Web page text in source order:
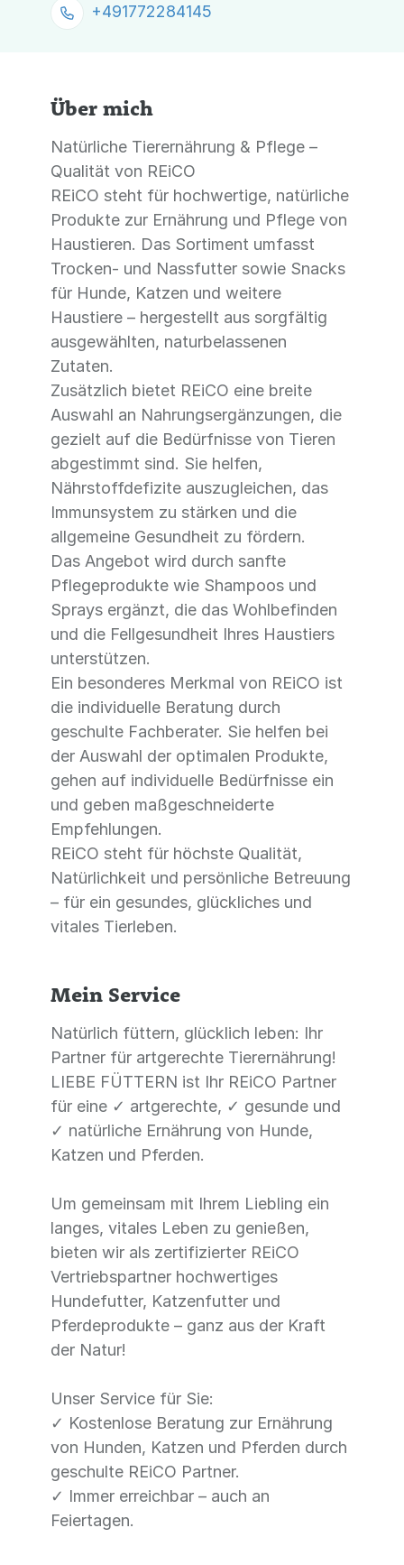
+491772284145
Über mich
Natürliche Tierernährung & Pflege –
Qualität von REiCO
REiCO steht für hochwertige, natürliche
Produkte zur Ernährung und Pflege von
Haustieren. Das Sortiment umfasst
Trocken- und Nassfutter sowie Snacks
für Hunde, Katzen und weitere
Haustiere – hergestellt aus sorgfältig
ausgewählten, naturbelassenen
Zutaten.
Zusätzlich bietet REiCO eine breite
Auswahl an Nahrungsergänzungen, die
gezielt auf die Bedürfnisse von Tieren
abgestimmt sind. Sie helfen,
Nährstoffdefizite auszugleichen, das
Immunsystem zu stärken und die
allgemeine Gesundheit zu fördern.
Das Angebot wird durch sanfte
Pflegeprodukte wie Shampoos und
Sprays ergänzt, die das Wohlbefinden
und die Fellgesundheit Ihres Haustiers
unterstützen.
Ein besonderes Merkmal von REiCO ist
die individuelle Beratung durch
geschulte Fachberater. Sie helfen bei
der Auswahl der optimalen Produkte,
gehen auf individuelle Bedürfnisse ein
und geben maßgeschneiderte
Empfehlungen.
REiCO steht für höchste Qualität,
Natürlichkeit und persönliche Betreuung
– für ein gesundes, glückliches und
vitales Tierleben.
Mein Service
Natürlich füttern, glücklich leben: Ihr
Partner für artgerechte Tierernährung!
LIEBE FÜTTERN ist Ihr REiCO Partner
für eine ✓ artgerechte, ✓ gesunde und
✓ natürliche Ernährung von Hunde,
Katzen und Pferden.
Um gemeinsam mit Ihrem Liebling ein
langes, vitales Leben zu genießen,
bieten wir als zertifizierter REiCO
Vertriebspartner hochwertiges
Hundefutter, Katzenfutter und
Pferdeprodukte – ganz aus der Kraft
der Natur!
Unser Service für Sie:
✓ Kostenlose Beratung zur Ernährung
von Hunden, Katzen und Pferden durch
geschulte REiCO Partner.
✓ Immer erreichbar – auch an
Feiertagen.